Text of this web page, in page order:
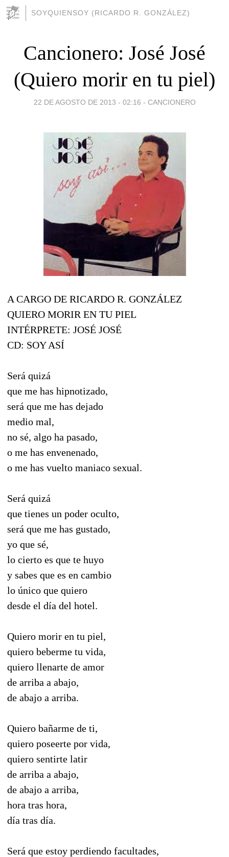
SOYQUIENSOY (RICARDO R. GONZÁLEZ)
Cancionero: José José
(Quiero morir en tu piel)
22 DE AGOSTO DE 2013 - 02:16 - CANCIONERO
A CARGO DE RICARDO R. GONZÁLEZ
QUIERO MORIR EN TU PIEL
INTÉRPRETE: JOSÉ JOSÉ
CD: SOY ASÍ
Será quizá
que me has hipnotizado,
será que me has dejado
medio mal,
no sé, algo ha pasado,
o me has envenenado,
o me has vuelto maniaco sexual.
Será quizá
que tienes un poder oculto,
será que me has gustado,
yo que sé,
lo cierto es que te huyo
y sabes que es en cambio
lo único que quiero
desde el día del hotel.
Quiero morir en tu piel,
quiero beberme tu vida,
quiero llenarte de amor
de arriba a abajo,
de abajo a arriba.
Quiero bañarme de ti,
quiero poseerte por vida,
quiero sentirte latir
de arriba a abajo,
de abajo a arriba,
hora tras hora,
día tras día.
Será que estoy perdiendo facultades,